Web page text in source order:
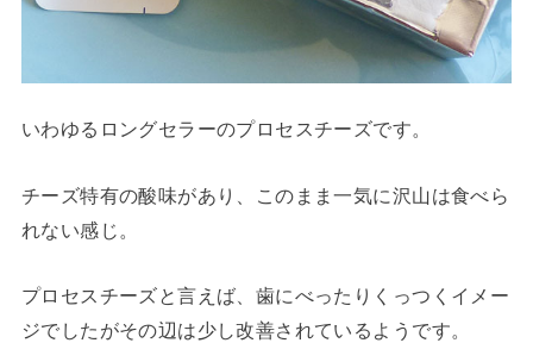
いわゆるロングセラーのプロセスチーズです。
チーズ特有の酸味があり、このまま一気に沢山は食べら
れない感じ。
プロセスチーズと言えば、歯にべったりくっつくイメー
ジでしたがその辺は少し改善されているようです。